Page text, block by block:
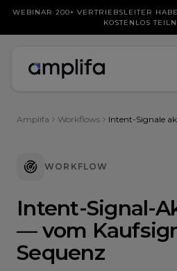
WEBINAR 200+ VERTRIEBSLEITER
KOSTENLOS
Amplifa Workflows Intent-Signale
WORKFLOW
Intent-Signal-
— vom
Sequenz